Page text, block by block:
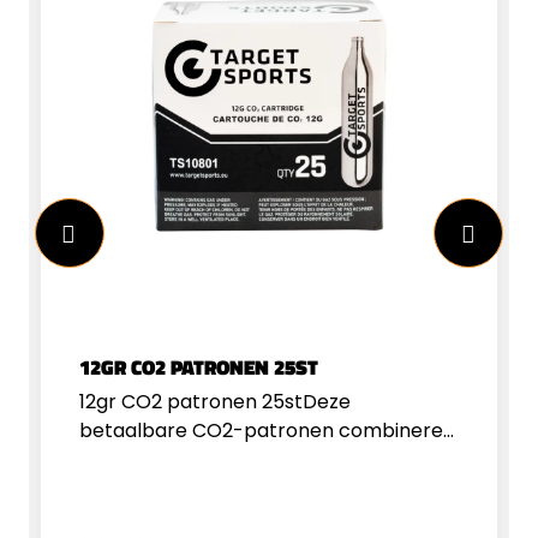
12GR CO2 PATRONEN 25ST
12gr CO2 patronen 25stDeze
betaalbare CO2-patronen combineren